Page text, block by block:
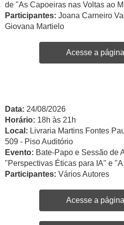
de "As Capoeiras nas Voltas ao
Participantes: Joana Carneiro
Giovana Martielo
Acesse a
Data: 24/08/2026
Horário: 18h às 21h
Local: Livraria Martins Fontes
509 - Piso Auditório
Evento: Bate-Papo e Sessão de
"Perspectivas Éticas para IA" e
Participantes: Vários Autores
Acesse a